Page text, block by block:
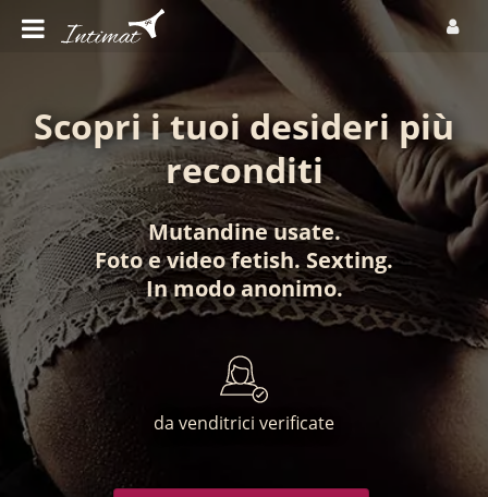
Scopri i tuoi desideri più
reconditi
Mutandine usate.
Fotoevideo fetish. Sexting.
In modo anonimo.
da venditrici verificate